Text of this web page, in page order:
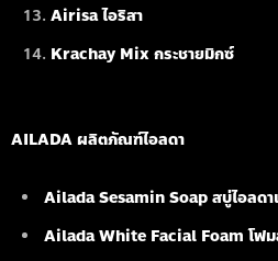
Airisa ไอริสา
Krachay Mix กระชายมิกซ์
AILADA ผลิตภัณฑ์ไอลดา
Ailada Sesamin Soapสบู่ไอลดา
Ailada White Facial Foamโฟ